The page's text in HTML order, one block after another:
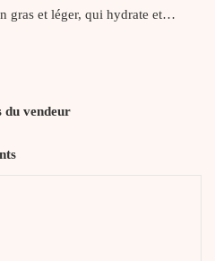
gras et léger, qui hydrate et…
du vendeur